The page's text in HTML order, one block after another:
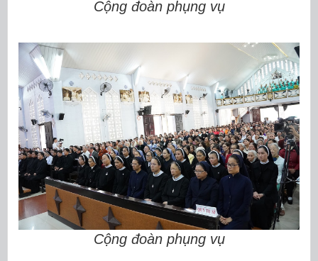
Cộng đoàn phụng vụ
Cộng đoàn phụng vụ